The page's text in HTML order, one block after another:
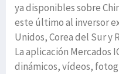
ya disponibles sobre
este último al inversor
Unidos, Corea del Sur y
La aplicación Mercados
dinámicos, vídeos,